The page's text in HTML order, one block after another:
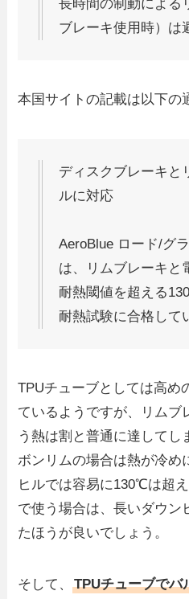
長時間の制動による
ブレーキ使用時）は
本国サイトの記載は以下の
ディスクブレーキと
ルに対応
AeroBlue ロード/グ
は、リムブレーキと
耐熱閾値を超える
耐熱試験に合格して
TPUチューブとしては高め
ているようですが、リム
う熱は割と普通に達してし
ボンリムの場合は熱が冷め
ヒルでは容易に130℃は超
で使う場合は、長いダウン
たほうが良いでしょう。
そして、TPUチューブでバ